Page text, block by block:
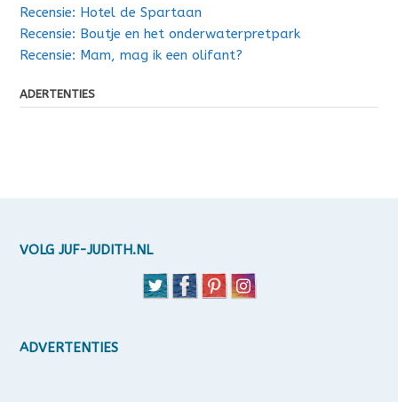
Recensie: Hotel de Spartaan
Recensie: Boutje en het onderwaterpretpark
Recensie: Mam, mag ik een olifant?
ADERTENTIES
VOLG JUF-JUDITH.NL
ADVERTENTIES